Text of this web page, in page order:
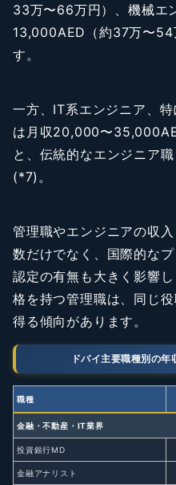
33万〜66万円）、機械エ
13,000AED（約37万〜54
す。
一方、IT系エンジニア、
は月収20,000〜
と、伝統的なエンジニア
(*7)。
管理職やエンジニアの収
数だけでなく、国際的な
認定の有無も大きく影響
格を持つ管理職は、同じ役
得る傾向があります。
ドバイ主要職種別の
職種
金融・不動産・IT業界
投資銀行MD
金融アナリスト